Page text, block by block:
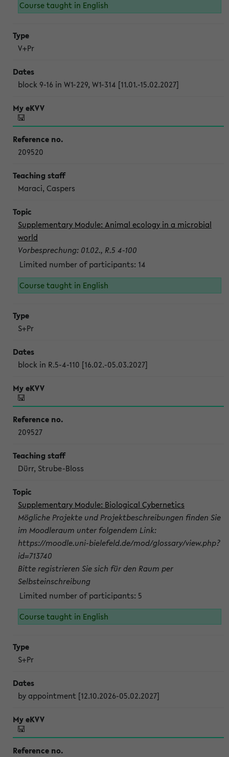
Course taught in English
V+Pr
block 9-16 in W1-229, W1-314 [11.01.-15.02.2027]
209520
Maraci, Caspers
Supplementary Module: Animal ecology in a microbial
world
Vorbesprechung: 01.02., R.5 4-100
Limited number of participants: 14
Course taught in English
S+Pr
block in R.5-4-110 [16.02.-05.03.2027]
209527
Dürr, Strube-Bloss
Supplementary Module: Biological Cybernetics
Mögliche Projekte und Projektbeschreibungen finden Sie
im Moodleraum unter folgendem Link:
https://moodle.uni-bielefeld.de/mod/glossary/view.php?
id=713740
Bitte registrieren Sie sich für den Raum per
Selbsteinschreibung
Limited number of participants: 5
Course taught in English
S+Pr
by appointment [12.10.2026-05.02.2027]